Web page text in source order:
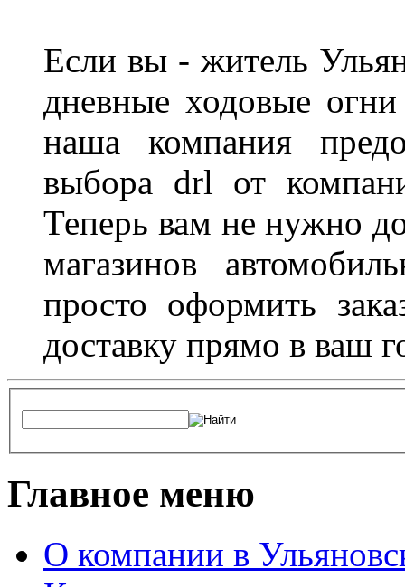
Если вы - житель
дневные ходовые
наша компания
выбора drl от
Теперь вам не нужно
магазинов
просто оформить
доставку прямо в ваш
Главное меню
О компании в